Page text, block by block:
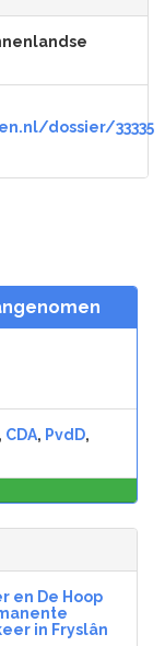
dossier/33335
, CDA, PvdD,
en De Hoop
in Fryslân